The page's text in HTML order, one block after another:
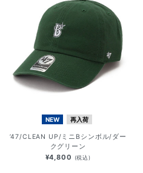
NEW 再入荷
’47/CLEAN UP/ミニBシンボル/ダー
クグリーン
¥4,800 (税込)